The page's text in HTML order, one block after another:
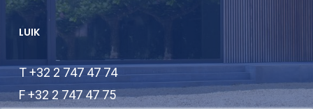
LUIK
T +32 2 747 47 74
F +32 2 747 47 75